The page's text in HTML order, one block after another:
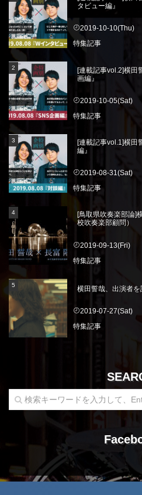
タビュー編』
2019-10-10(Thu)
特集記事
[連載記事vol.2]横田
画編』
2019-10-05(Sat)
特集記事
[連載記事vol.1]横田
編』
2019-08-31(Sat)
特集記事
[鳥取県吹奏楽部論]
校吹奏楽部顧問）
2019-09-13(Fri)
特集記事
横田誓哉、出演者を
2019-07-27(Sat)
特集記事